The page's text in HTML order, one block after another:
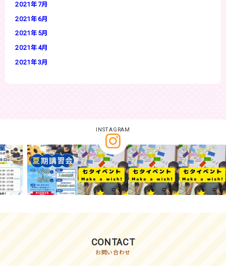
2021年7月
2021年6月
2021年5月
2021年4月
2021年3月
INSTAGRAM
CONTACT
お問い合わせ